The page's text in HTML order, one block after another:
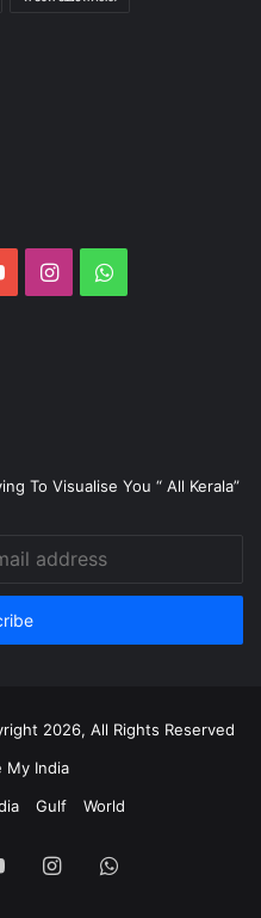
YouTubeInstagramWhatsApp
To Visualise You “ All Kerala”
2026, All Rights Reserved
My India
Gulf World
YouTubeInstagramWhatsApp